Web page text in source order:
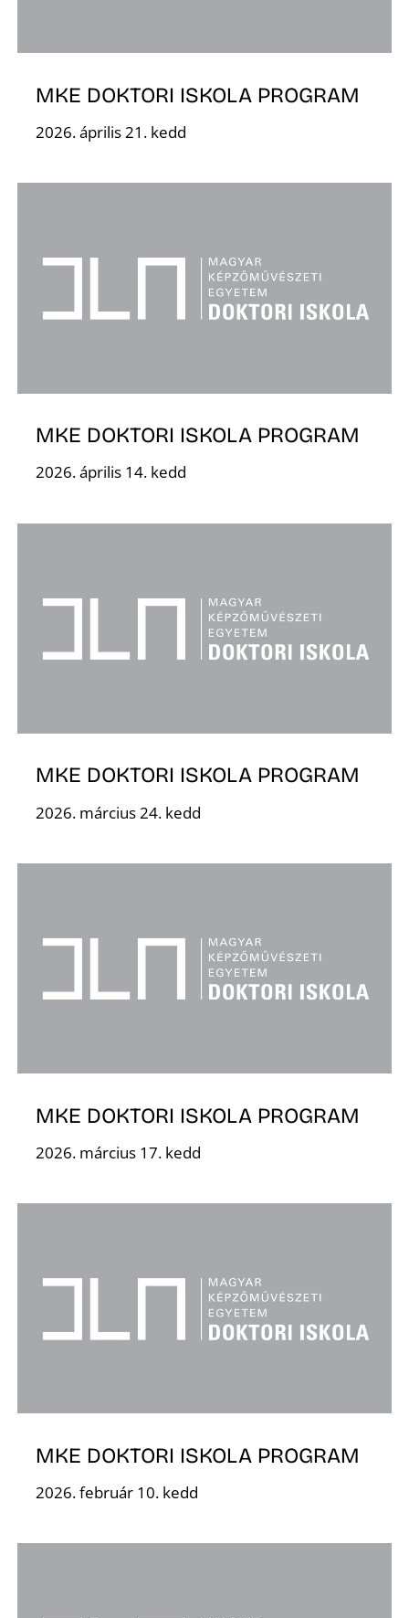
MKE DOKTORI ISKOLA PROGRAM
2026. április 21. kedd
MKE DOKTORI ISKOLA PROGRAM
2026. április 14. kedd
MKE DOKTORI ISKOLA PROGRAM
2026. március 24. kedd
MKE DOKTORI ISKOLA PROGRAM
2026. március 17. kedd
MKE DOKTORI ISKOLA PROGRAM
2026. február 10. kedd